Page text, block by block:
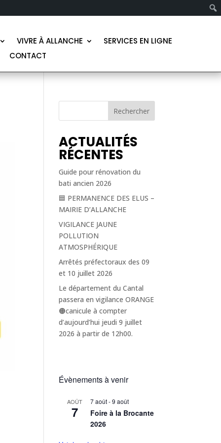
VIVRE À ALLANCHE
SERVICES EN LIGNE
CONTACT
Rechercher
ACTUALITÉS
RÉCENTES
Guide pour rénovation du
bati ancien 2026
🟦 PERMANENCE DES ELUS –
MAIRIE D’ALLANCHE
VIGILANCE JAUNE
POLLUTION
ATMOSPHÉRIQUE
Arrêtés préfectoraux des 09
et 10 juillet 2026
Le département du Cantal
passera en vigilance ORANGE
🟠canicule à compter
d’aujourd’hui jeudi 9 juillet
2026 à partir de 12h00.
Évènements à venir
AOÛT
7
7 août-9 août
Foire à la Brocante
2026